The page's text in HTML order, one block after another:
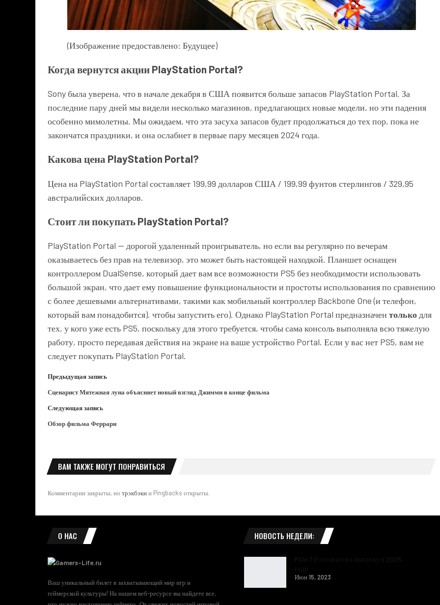
(Изображение предоставлено: Будущее)
Когда вернутся акции PlayStation Portal?
Sony была уверена, что в начале декабря в США появится больше запасов PlayStation Portal. За
последние пару дней мы видели несколько магазинов, предлагающих новые модели, но эти падения
особенно мимолетны. Мы ожидаем, что эта засуха запасов будет продолжаться до тех пор, пока не
закончатся праздники, и она ослабнет в первые пару месяцев 2024 года.
Какова цена PlayStation Portal?
Цена на PlayStation Portal составляет 199,99 долларов США / 199,99 фунтов стерлингов / 329,95
австралийских долларов.
Стоит ли покупать PlayStation Portal?
PlayStation Portal — дорогой удаленный проигрыватель, но если вы регулярно по вечерам
оказываетесь без прав на телевизор, это может быть настоящей находкой. Планшет оснащен
контроллером DualSense, который дает вам все возможности PS5 без необходимости использовать
большой экран, что дает ему повышение функциональности и простоты использования по сравнению
с более дешевыми альтернативами, такими как мобильный контроллер Backbone One(и телефон,
который вам понадобится). чтобы запустить его). Однако PlayStation Portal предназначен только для
тех, у кого уже есть PS5, поскольку для этого требуется, чтобы сама консоль выполняла всю тяжелую
работу, просто передавая действия на экране на ваше устройство Portal. Если у вас нет PS5, вам не
следует покупать PlayStation Portal.
Предыдущая запись
Сценарист Мятежная луна объясняет новый взгляд Джимми в конце фильма
Следующая запись
Обзор фильма Феррари
ВАМ ТАКЖЕ МОГУТ ПОНРАВИТЬСЯ
Комментарии закрыты, но трэкбэкии Pingbacks открыты.
О НАС
Ваш уникальный билет в захватывающий мир игр и
геймерской культуры! На нашем веб-ресурсе вы найдете все,
НОВОСТЬ НЕДЕЛИ:
Июн 15, 2023